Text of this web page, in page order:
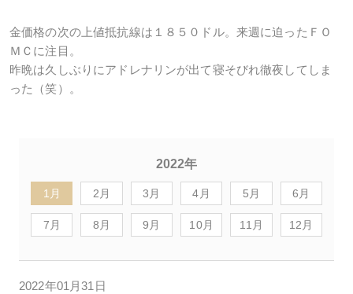
金価格の次の上値抵抗線は１８５０ドル。来週に迫ったＦＯ
ＭＣに注目。
昨晩は久しぶりにアドレナリンが出て寝そびれ徹夜してしま
った（笑）。
2022年
1月 2月 3月 4月 5月 6月
7月 8月 9月 10月 11月 12月
2022年01月31日